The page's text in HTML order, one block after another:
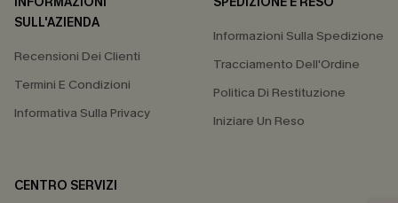
SULL'AZIENDA
Recensioni Dei Clienti
Termini E Condizioni
Informativa Sulla Privacy
Informazioni Sulla Spedizione
Tracciamento Dell'Ordine
Politica Di Restituzione
Iniziare Un Reso
CENTRO SERVIZI